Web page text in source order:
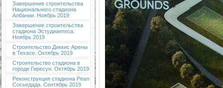
Завершение строительства
Национального стадиона
Албании. Ноябрь 2019
Завершение строительства
стадиона Эстудиантеса.
Ноябрь 2019
Строительство Диккис Арены
в Техасе. Октябрь 2019
Строительство стадиона в
городе Гиресун. Октябрь 2019
Реконструкция стадиона Реал
Сосьедада. Сентябрь 2019